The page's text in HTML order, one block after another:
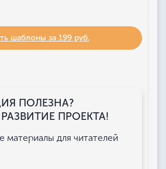
шаблоны за 199 руб.
ПОЛЕЗНА?
ПРОЕКТА!
материалы для читателей